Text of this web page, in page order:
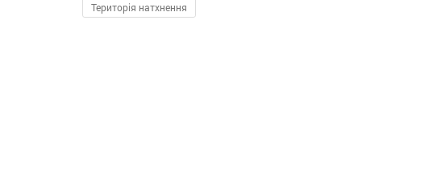
Територія натхнення